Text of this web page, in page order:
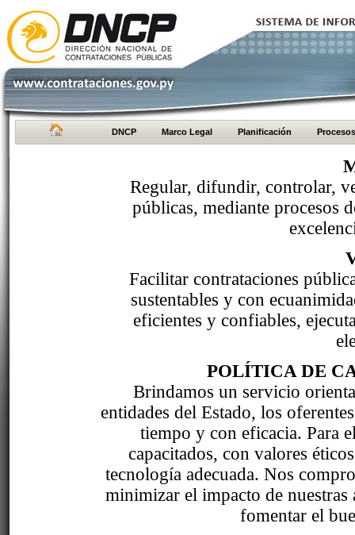
DNCP Marco Legal Planificación Procesos
Regular, difundir, controlar,
públicas, mediante procesos
Facilitar contrataciones
sustentables y con
eficientes y confiables,
POLÍTICA DE
Brindamos un servicio
entidades del Estado, los
tiempo y con eficacia. Para
capacitados, con valores
tecnología adecuada. Nos
minimizar el impacto de
fomentar el